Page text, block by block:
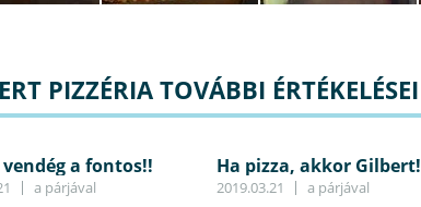
PIZZÉRIA TOVÁBBI ÉRTÉKELÉSEI
a fontos!!
a párjával
Ha pizza, akkor Gilbert!
2019.03.21 a párjával